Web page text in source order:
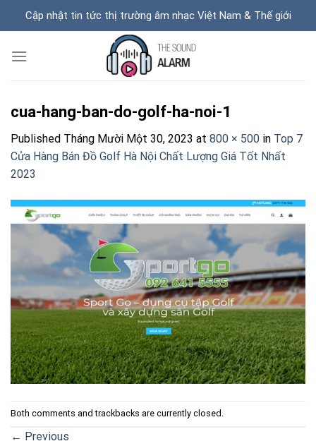
Cập nhật tin tức thị trường âm nhạc Việt Nam & Thế giới
cua-hang-ban-do-golf-ha-noi-1
Published Tháng Mười Một 30, 2023 at 800 × 500 in Top 7
Cửa Hàng Bán Đồ Golf Hà Nội Chất Lượng Giá Tốt Nhất
2023
Both comments and trackbacks are currently closed.
← Previous